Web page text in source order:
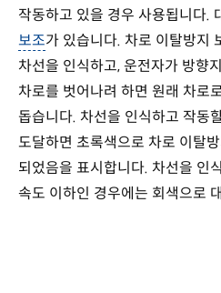
작동하고 있을 경우 사용됩니다.
보조가 있습니다. 차로 이탈방지
차선을 인식하고, 운전자가 방향
차로를 벗어나려 하면 원래 차로
돕습니다. 차선을 인식하고 작동
도달하면 초록색으로 차로 이탈
되었음을 표시합니다. 차선을 인
속도 이하인 경우에는 회색으로